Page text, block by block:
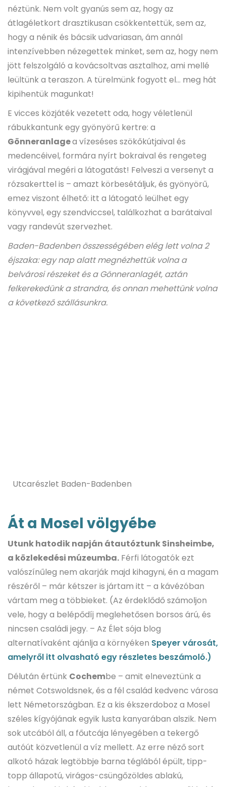
néztünk. Nem volt gyanús sem az, hogy az
átlagéletkort drasztikusan csökkentettük, sem az,
hogy a nénik és bácsik udvariasan, ám annál
intenzívebben nézegettek minket, sem az, hogy nem
jött felszolgáló a kovácsoltvas asztalhoz, ami mellé
leültünk a teraszon. A türelmünk fogyott el… meg hát
kipihentük magunkat!
E vicces közjáték vezetett oda, hogy véletlenül
rábukkantunk egy gyönyörű kertre: a
Gönneranlagea vízeséses szökőkútjaival és
medencéivel, formára nyírt bokraival és rengeteg
virágjával megéri a látogatást! Felveszi a versenyt a
rózsakerttel is – amazt körbesétáljuk, és gyönyörű,
emez viszont élhető: itt a látogató leülhet egy
könyvvel, egy szendviccsel, találkozhat a barátaival
vagy randevút szervezhet.
Baden-Badenben összességében elég lett volna 2
éjszaka: egy nap alatt megnézhettük volna a
belvárosi részeket és a Gönneranlagét, aztán
felkerekedünk a strandra, és onnan mehettünk volna
a következő szállásunkra.
Utcarészlet Baden-Badenben
Át a Mosel völgyébe
Utunk hatodik napján átautóztunk Sinsheimbe,
a közlekedési múzeumba. Férfi látogatók ezt
valószínűleg nem akarják majd kihagyni, én a magam
részéről – már kétszer is jártam itt – a kávézóban
vártam meg a többieket. (Az érdeklődő számoljon
vele, hogy a belépődíj meglehetősen borsos árú, és
nincsen családi jegy. – Az Élet sója blog
alternatívaként ajánlja a környéken Speyer városát,
amelyről itt olvasható egy részletes beszámoló.)
Délután értünk Cochembe – amit elneveztünk a
német Cotswoldsnek, és a fél család kedvenc városa
lett Németországban. Ez a kis ékszerdoboz a Mosel
széles kígyójának egyik lusta kanyarában alszik. Nem
sok utcából áll, a főutcája lényegében a tekergő
autóút közvetlenül a víz mellett. Az erre néző sort
alkotó házak legtöbbje barna téglából épült, tipp-
topp állapotú, virágos-csüngőzöldes ablakú,